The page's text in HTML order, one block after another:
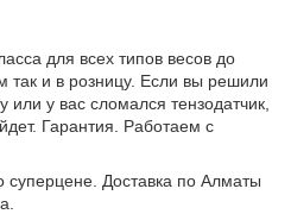
для всех типов весов до
так и в розницу. Если вы решили
или у вас сломался тензодатчик,
Гарантия. Работаем с
суперцене. Доставка по Алматы